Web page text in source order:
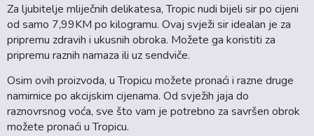
Za ljubitelje mliječnih delikatesa, Tropic nudi bijeli sir po cijeni
od samo 7,99KM po kilogramu. Ovaj svježi sir idealan je za
pripremu zdravih i ukusnih obroka. Možete ga koristiti za
pripremu raznih namaza ili uz sendviče.
Osim ovih proizvoda, u Tropicu možete pronaći i razne druge
namirnice po akcijskim cijenama. Od svježih jaja do
raznovrsnog voća, sve što vam je potrebno za savršen obrok
možete pronaći u Tropicu.